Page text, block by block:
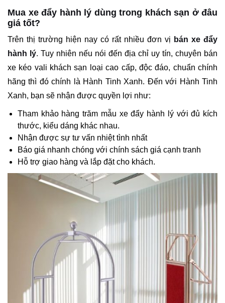
Mua xe đẩy hành lý dùng trong khách sạn ở đâu
giá tốt?
Trên thị trường hiện nay có rất nhiều đơn vị bán xe đẩy
hành lý. Tuy nhiên nếu nói đến địa chỉ uy tín, chuyên bán
xe kéo vali khách sạn loại cao cấp, độc đáo, chuẩn chính
hãng thì đó chính là Hành Tinh Xanh. Đến với Hành Tinh
Xanh, bạn sẽ nhận được quyền lợi như:
Tham khảo hàng trăm mẫu xe đẩy hành lý với đủ kích
thước, kiểu dáng khác nhau.
Nhận được sự tư vấn nhiệt tình nhất
Báo giá nhanh chóng với chính sách giá cạnh tranh
Hỗ trợ giao hàng và lắp đặt cho khách.